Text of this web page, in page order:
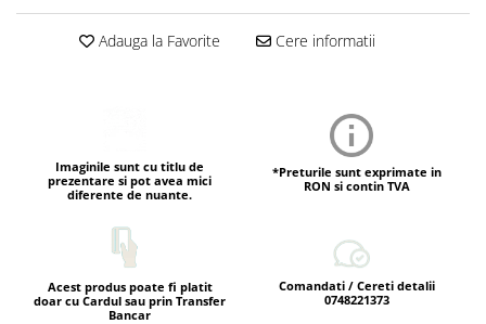
Adauga la Favorite Cere informatii
Imaginile sunt cu titlu de
prezentare si pot avea mici
diferente de nuante.
*Preturile sunt exprimate in
RON si contin TVA
Acest produs poate fi platit
doar cu Cardul sau prin Transfer
Bancar
Comandati / Cereti detalii
0748221373